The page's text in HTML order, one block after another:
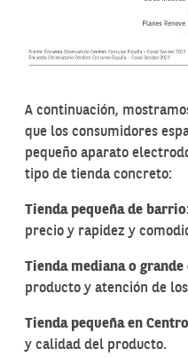
A continuación,
que los consumidores
pequeño aparato
tipo de tienda concreto:
Tienda pequeña de barrio
precio y rapidez y
Tienda mediana o
producto y atención de
Tienda pequeña en
y calidad del producto.